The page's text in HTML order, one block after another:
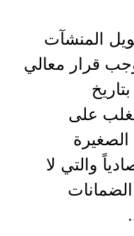
المنشآت
قرار معالي
رقم (1166) بتاريخ
التغلب على
والتي لا